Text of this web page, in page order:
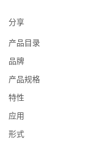
分享
产品目录
品牌
产品规格
特性
应用
形式